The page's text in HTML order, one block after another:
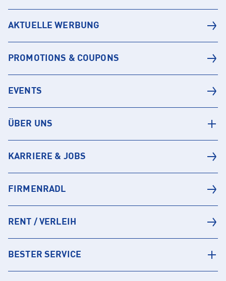
AKTUELLE WERBUNG
PROMOTIONS & COUPONS
EVENTS
ÜBER UNS
KARRIERE & JOBS
FIRMENRADL
RENT / VERLEIH
BESTER SERVICE